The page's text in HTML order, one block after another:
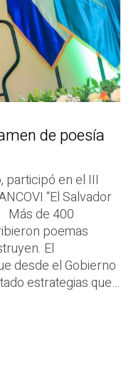
de poesía
participó en el III
“El Salvador
Más de 400
poemas
El
desde el Gobierno
estrategias que…